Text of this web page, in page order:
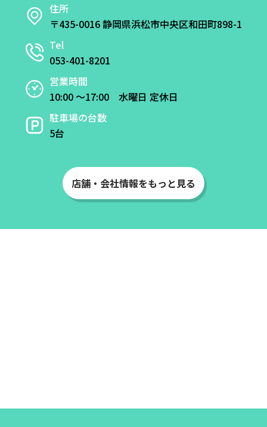
住所
〒435-0016 静岡県浜松市中央区和田町898-1
Tel
053-401-8201
営業時間
10:00 ～17:00 水曜日 定休日
駐車場の台数
5台
店舗・会社情報をもっと見る